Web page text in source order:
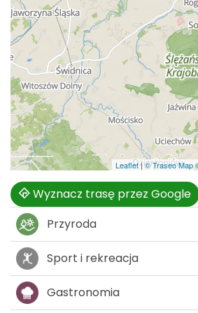
Leaflet|© Traseo Map
Wyznacz trasę przez Google
Przyroda
Sport i rekreacja
Gastronomia